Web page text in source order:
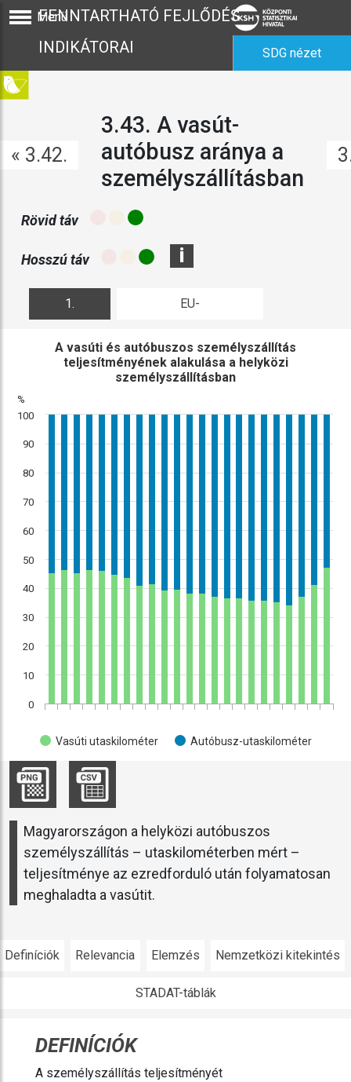
Menü
FENNTARTHATÓ FEJLŐDÉS
INDIKÁTORAI
SDG nézet
« 3.42.
3.43. A vasút-
autóbusz aránya a
személyszállításban
Rövid táv
Hosszú táv i
1. EU-
%
A vasúti és autóbuszos személyszállítás
teljesítményének alakulása a helyközi
személyszállításban
Vasúti utaskilométer Autóbusz-utaskilométer
0
10
20
30
40
50
60
70
80
90
100
Magyarországon a helyközi autóbuszos
személyszállítás – utaskilométerben mért –
teljesítménye az ezredforduló után folyamatosan
meghaladta a vasútit.
Definíciók Relevancia Elemzés Nemzetközi kitekintés
STADAT-táblák
DEFINÍCIÓK
A személyszállítás teljesítményét